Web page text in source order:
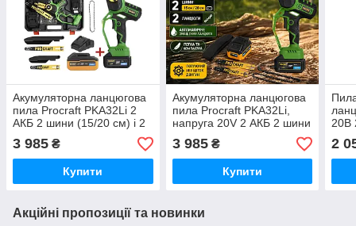
Акумуляторна ланцюгова
пила Procraft PKA32Li 2
АКБ 2 шини (15/20 см) і 2
ланцюги Автоматичне
змащення ланцюга
Німеччина
3 985 ₴
Купити
Акумуляторна ланцюгова
пила Procraft PKA32Li,
напруга 20V 2 АКБ 2 шини
15/20 Кобура в подарунок
3 985₴
Купити
20В
2
Акційні пропозиції та новинки